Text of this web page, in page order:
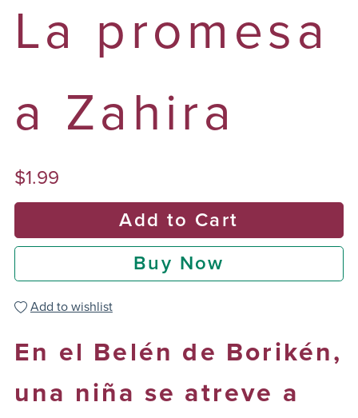
La promesa
a Zahira
$1.99
Add to Cart
Buy Now
Add to wishlist
En el Belén de Borikén,
una niña se atreve a